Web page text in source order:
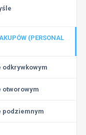
(PERSONAL
odkrywkowym
otworowym
podziemnym